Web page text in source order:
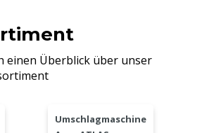
einen Überblick über unser
Umschlagmaschine